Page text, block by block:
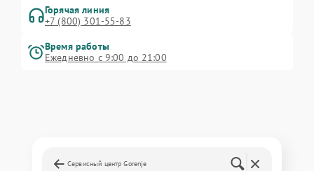
Горячая линия
+7 (800) 301-55-83
Время работы
Ежедневно с 9:00 до 21:00
Сервисный центр Gorenje